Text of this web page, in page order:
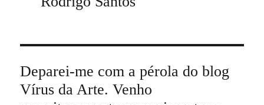
Deparei-me com a pérola do blog
Vírus da Arte. Venho